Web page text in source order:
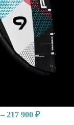
– 217 900 ₽